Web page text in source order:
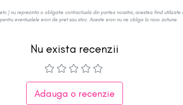
nu reprezinta o obligatie contractuala din partea noastra, acestea fiind
eventualele erori de pret sau stoc. Aceste erori nu ne obliga la nicio actiune.
Nu exista recenzii
Adauga o recenzie